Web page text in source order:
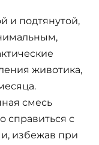
и подтянутой,
животика,
смесь
справиться с
избежав при